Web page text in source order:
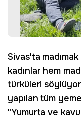
Sivas'ta
kadınlar hem
türküleri söylüyor.
yapılan tüm
"Yumurta ve